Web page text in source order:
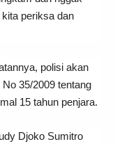
periksa dan
polisi akan
No 35/2009 tentang
15 tahun penjara.
Djoko Sumitro